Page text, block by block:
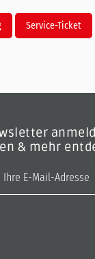
Service-Ticket
& mehr